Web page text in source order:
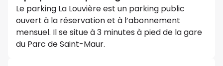
Le parking La Louvière est un parking public
ouvert à la réservation et à l’abonnement
mensuel. Il se situe à 3 minutes à pied de la gare
du Parc de Saint-Maur.